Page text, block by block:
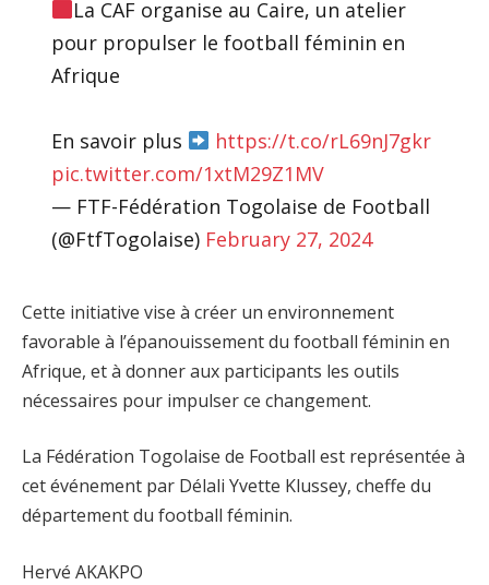
La CAF organise au Caire, un atelier
pour propulser le football féminin en
Afrique
En savoir plus
https://t.co/rL69nJ7gkr
pic.twitter.com/1xtM29Z1MV
— FTF-Fédération Togolaise de Football
(@FtfTogolaise) February 27, 2024
Cette initiative vise à créer un environnement
favorable à l’épanouissement du football féminin en
Afrique, et à donner aux participants les outils
nécessaires pour impulser ce changement.
La Fédération Togolaise de Football est représentée à
cet événement par Délali Yvette Klussey, cheffe du
département du football féminin.
Hervé AKAKPO